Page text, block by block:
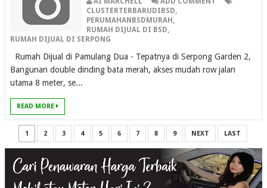
CLUSTERTERBARUDIBSD,
PERUMAHANBSDMURAH ,
RUMAH DIJUAL DI BSD,
RUMAH DIJUAL DI SERPONG
Rumah Dijual di Pamulang Dua - Tepatnya di Serpong Garden 2,
Bangunan double dinding bata merah, akses mudah row jalan
utama 8 meter, se...
READ MORE
1 2 3 4 5 6 7 8 9 NEXT LAST